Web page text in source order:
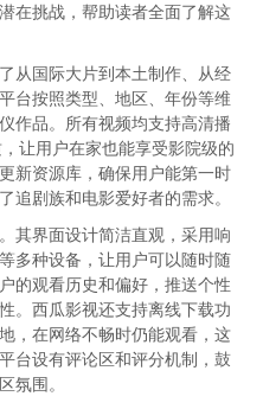
在挑战，帮助读者全面了解这
从国际大片到本土制作、从经
台按照类型、地区、年份等维
作品。所有视频均支持高清播
让用户在家也能享受影院级的
新资源库，确保用户能第一时
追剧族和电影爱好者的需求。
其界面设计简洁直观，采用响
多种设备，让用户可以随时随
的观看历史和偏好，推送个性
。西瓜影视还支持离线下载功
，在网络不畅时仍能观看，这
台设有评论区和评分机制，鼓
氛围。